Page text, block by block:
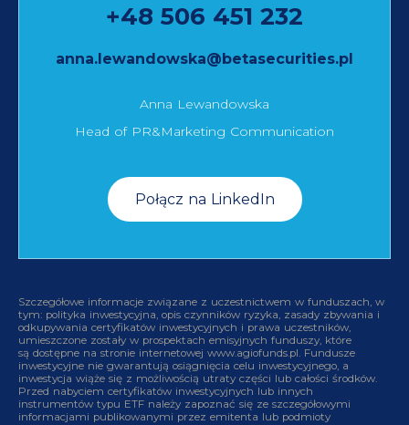
+48 506 451 232
anna.lewandowska@betasecurities.pl
Anna Lewandowska
Head of PR&Marketing Communication
Połącz na LinkedIn
Szczegółowe informacje związane z uczestnictwem w funduszach, w
tym: polityka inwestycyjna, opis czynników ryzyka, zasady zbywania i
odkupywania certyfikatów inwestycyjnych i prawa uczestników,
umieszczone zostały w prospektach emisyjnych funduszy, które
są dostępne na stronie internetowej www.agiofunds.pl. Fundusze
inwestycyjne nie gwarantują osiągnięcia celu inwestycyjnego, a
inwestycja wiąże się z możliwością utraty części lub całości środków.
Przed nabyciem certyfikatów inwestycyjnych lub innych
instrumentów typu ETF należy zapoznać się ze szczegółowymi
informacjami publikowanymi przez emitenta lub podmioty